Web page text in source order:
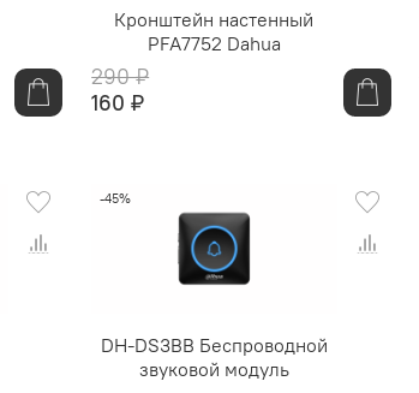
Кронштейн настенный
PFA7752 Dahua
290 ₽
160 ₽
-45%
DH-DS3BB Беспроводной
звуковой модуль